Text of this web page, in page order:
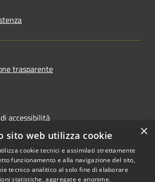
trasparente
accessibilità
Copyright © 2026 • Comune di
×
sito web utilizza cookie
cookie tecnici e assimilati strettamente
funzionamento e alla navigazione del sito,
tecnico analitico al solo fine di elaborare
statistiche, aggregate e anonime.